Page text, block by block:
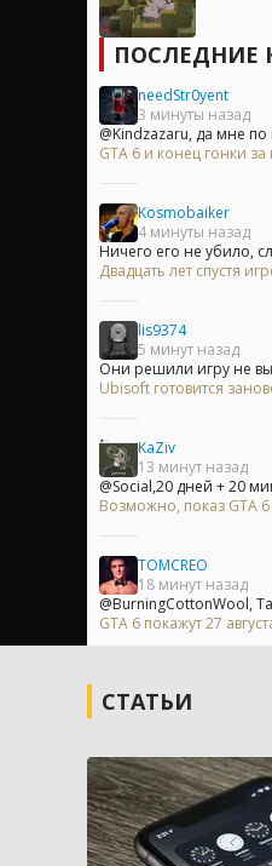
ПОСЛЕДНИЕ
needStr0yent
3 минуты назад
@Kindzazaru, да мне
GTA 6 и конец гонки
Kosmobaiker
4 минуты назад
Ничего его не убило,
Двадцать лет спустя
lis9374
5 минут назад
Они решили игру не
Ubisoft готовится
KaZiv
13 минут назад
@Social,20 дней + 20
Возможно, показ GTA
TOMCREO
18 минут назад
@BurningCottonWool,
GTA 6 покажут 27
СТАТЬИ